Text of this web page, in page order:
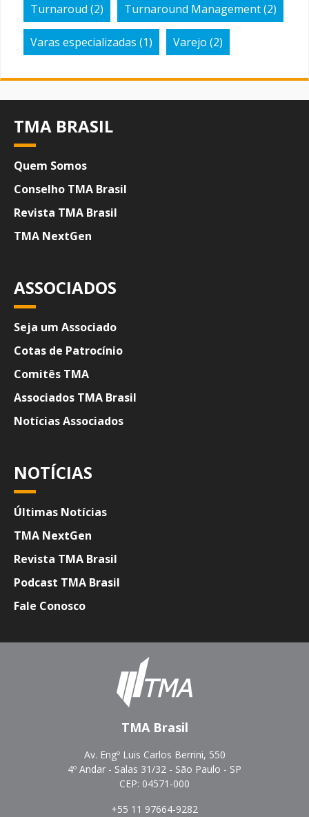
Turnaroud (2) Turnaround Management(2)
Varas especializadas (1) Varejo (2)
TMA BRASIL
Quem Somos
Conselho TMA Brasil
Revista TMA Brasil
TMA NextGen
ASSOCIADOS
Seja um Associado
Cotas de Patrocínio
Comitês TMA
Associados TMA Brasil
Notícias Associados
NOTÍCIAS
Últimas Notícias
TMA NextGen
Revista TMA Brasil
Podcast TMA Brasil
Fale Conosco
TMA Brasil
Av. Engº Luis Carlos Berrini, 550
4º Andar - Salas 31/32 - São Paulo - SP
CEP: 04571-000
+55 11 97664-9282